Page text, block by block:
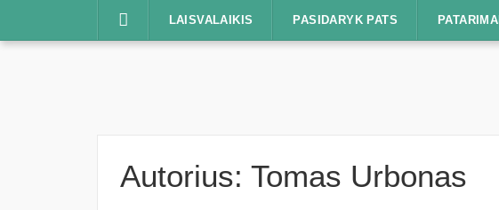
LAISVALAIKIS PASIDARYK PATS PATARIMAI
Autorius: Tomas Urbonas